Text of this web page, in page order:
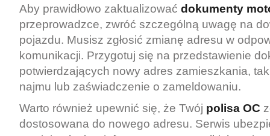
Aby prawidłowo zaktualizować dokumenty
przeprowadzce, zwróć szczególną uwagę na
pojazdu. Musisz zgłosić zmianę adresu w
komunikacji. Przygotuj się na przedstawienie
potwierdzających nowy adres zamieszkania,
najmu lub zaświadczenie o zameldowaniu.
Warto również upewnić się, że Twój polisa OC
dostosowana do nowego adresu. Serwis